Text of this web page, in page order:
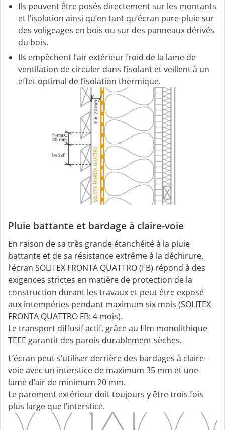
Ils peuvent être posés directement sur les montants
et l’isolation ainsi qu’en tant qu’écran pare-pluie sur
des voligeages en bois ou sur des panneaux dérivés
du bois.
Ils empêchent l’air extérieur froid de la lame de
ventilation de circuler dans l’isolant et veillent à un
effet optimal de l’isolation thermique.
Pluie battante et bardage à claire-voie
En raison de sa très grande étanchéité à la pluie
battante et de sa résistance extrême à la déchirure,
l’écran SOLITEX FRONTA QUATTRO (FB) répond à des
exigences strictes en matière de protection de la
construction durant les travaux et peut être exposé
aux intempéries pendant maximum six mois (SOLITEX
FRONTA QUATTRO FB: 4 mois).
Le transport diffusif actif, grâce au film monolithique
TEEE garantit des parois durablement sèches.
L’écran peut s’utiliser derrière des bardages à claire-
voie avec un interstice de maximum 35 mm et une
lame d’air de minimum 20 mm.
Le parement extérieur doit toujours y être trois fois
plus large que l’interstice.